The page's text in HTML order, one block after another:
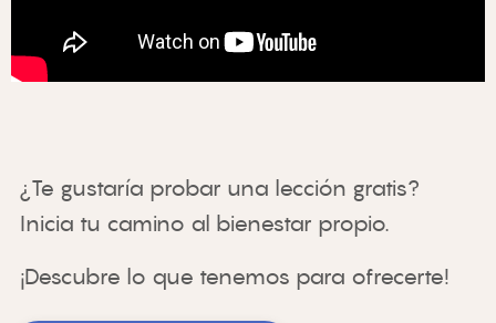
¿Te gustaría probar una lección gratis?
Inicia tu camino al bienestar propio.
¡Descubre lo que tenemos para ofrecerte!